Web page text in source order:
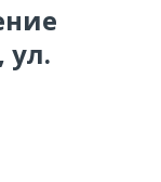
ул.